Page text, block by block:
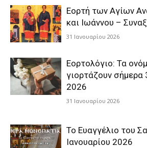
Εορτή των Αγίων
και Ιωάννου –
31 Ιανουαρίου 2026
Εορτολόγιο: Τα
γιορτάζουν σήμερα
2026
31 Ιανουαρίου 2026
Το Ευαγγέλιο του
Ιανουαρίου 2026